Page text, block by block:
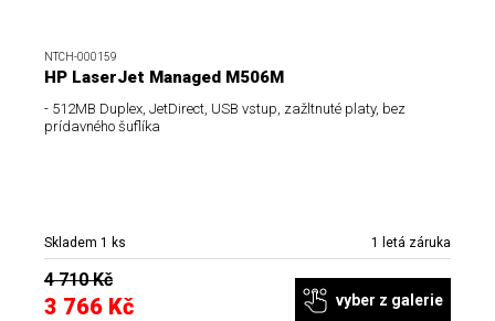
NTCH-000159
HP LaserJet Managed M506M
- 512MB Duplex, JetDirect, USB vstup, zažltnuté platy, bez
prídavného šuflíka
Skladem 1 ks 1 letá záruka
4 710 Kč
3 766 Kč vyber z galerie